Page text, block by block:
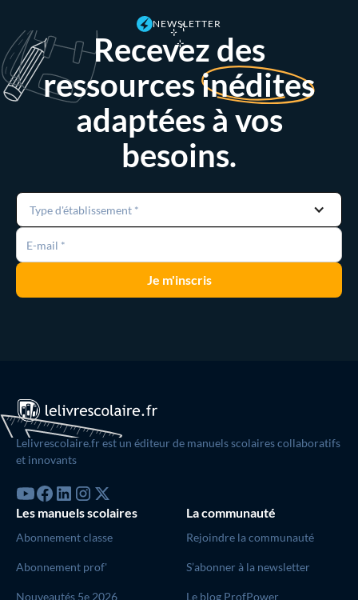
NEWSLETTER
Recevez des
ressourcesinédites
adaptées à vos
besoins.
Type d'établissement *
Lelivrescolaire.fr est un éditeur de manuels scolaires collaboratifs
et innovants
Les manuels scolaires
Abonnement classe
Abonnement prof'
Nouveautés 5e 2026
La communauté
Rejoindre la communauté
S’abonner à la newsletter
Le blog ProfPower